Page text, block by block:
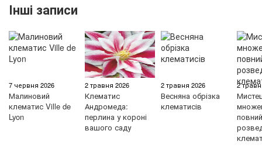
Інші записи
7 червня 2026
Малиновий
клематис Ville de
Lyon
2 травня 2026
Клематис
Андромеда:
перлина у короні
вашого саду
2 травня 2026
Весняна обрізка
клематисів
2
повний